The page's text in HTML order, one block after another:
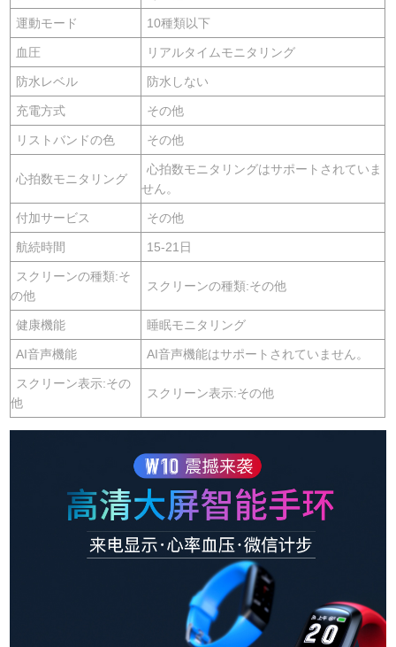
運動モード 10種類以下
血圧 リアルタイムモニタリング
防水レベル 防水しない
充電方式 その他
リストバンドの色 その他
心拍数モニタリング
心拍数モニタリングはサポートされていま
せん。
付加サービス その他
航続時間 15-21日
スクリーンの種類:そ
の他
スクリーンの種類:その他
健康機能 睡眠モニタリング
AI音声機能 AI音声機能はサポートされていません。
スクリーン表示:その
他
スクリーン表示:その他